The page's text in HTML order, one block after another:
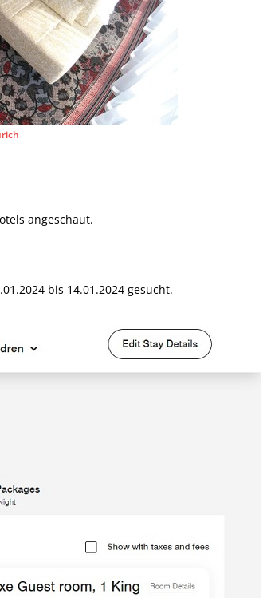
angeschaut.
bis 14.01.2024 gesucht.